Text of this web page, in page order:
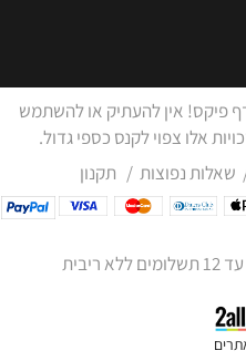
פיקס! אין להעתיק או להשתמש
אלו צפוי לקנס כספי גדול.
שאלות נפוצות / תקנון